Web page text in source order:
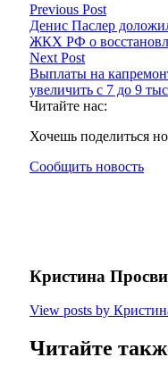
Previous Post
Денис Паслер
ЖКХ РФ о
Next Post
Выплаты на
увеличить с 7 до 9
Читайте нас:
Хочешь поделиться
Сообщить новость
Кристина
View posts by
Читайте